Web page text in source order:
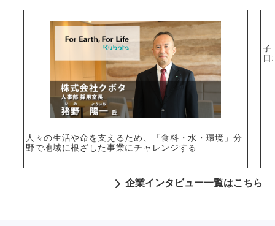
選択する
人々の生活や命を支えるため、「食料・水・環境」分
野で地域に根ざした事業にチャレンジする
子
日
企業インタビュー一覧はこちら